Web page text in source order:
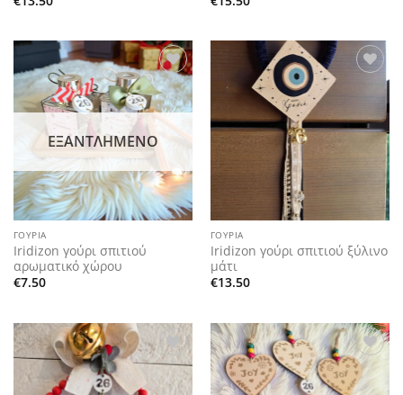
Add to
wishlist
ΕΞΑΝΤΛΗΜΈΝΟ
ΓΟΎΡΙΑ
Iridizon γούρι σπιτιού
αρωματικό χώρου
€7.50
ΓΟΎΡΙΑ
Iridizon γούρι σπιτιού ξύλινο
μάτι
€13.50
Add to
wishlist
Add to
wishlist